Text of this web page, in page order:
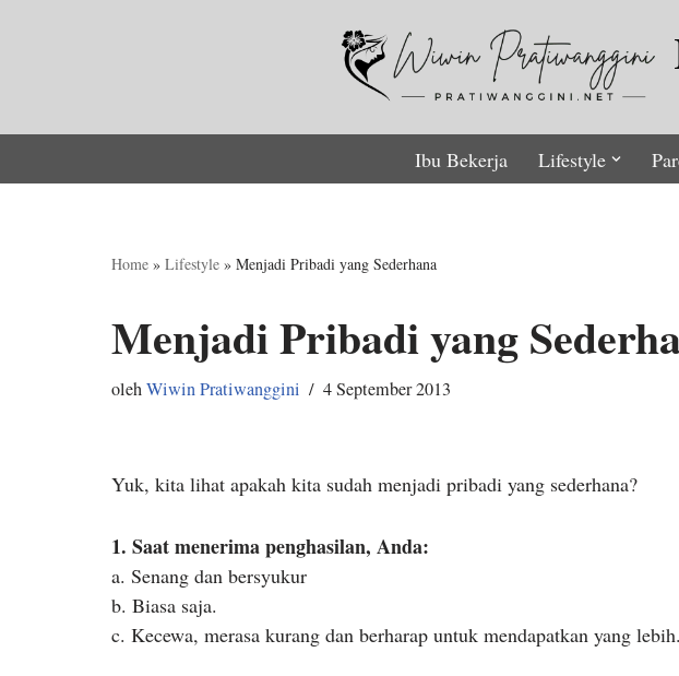
Ibu Bekerja Lifestyle
Home » Lifestyle » Menjadi Pribadi yang Sederhana
Menjadi Pribadi yang
olehWiwin Pratiwanggini 4 September 2013
Yuk, kita lihat apakah kita sudah menjadi pribadi yang sederhana?
1. Saat menerima penghasilan, Anda:
a. Senang dan bersyukur
b. Biasa saja.
c. Kecewa, merasa kurang dan berharap untuk mendapatkan yang lebih.